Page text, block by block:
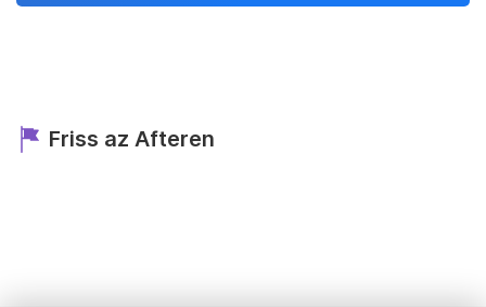
Friss az Afteren